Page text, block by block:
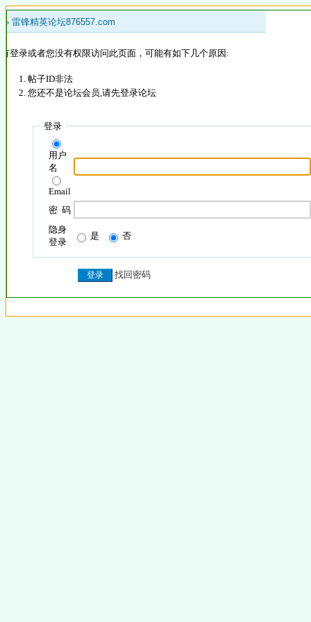
» 雷锋精英论坛876557.com
登录或者您没有权限访问此页面，可能有如下几个原因:
帖子ID非法
您还不是论坛会员,请先登录论坛
登录
用户
名
Email
密 码
隐身
登录
是 否
找回密码